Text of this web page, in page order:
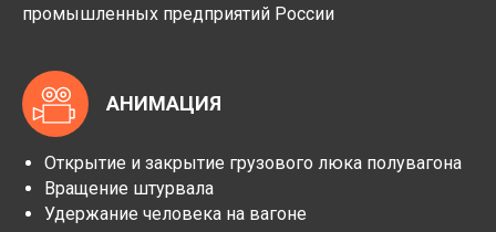
промышленных предприятий России
АНИМАЦИЯ
Открытие и закрытие грузового люка полувагона
Вращение штурвала
Удержание человека на вагоне